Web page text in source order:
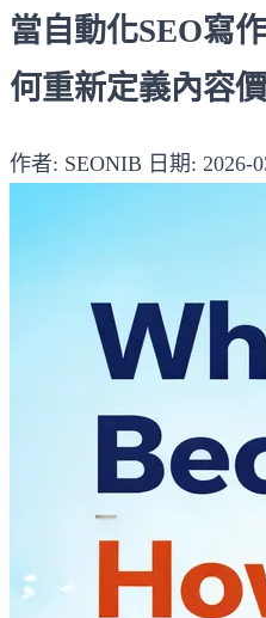
當自動化SEO寫
何重新定義內容
作者: SEONIB 日期: 2026-